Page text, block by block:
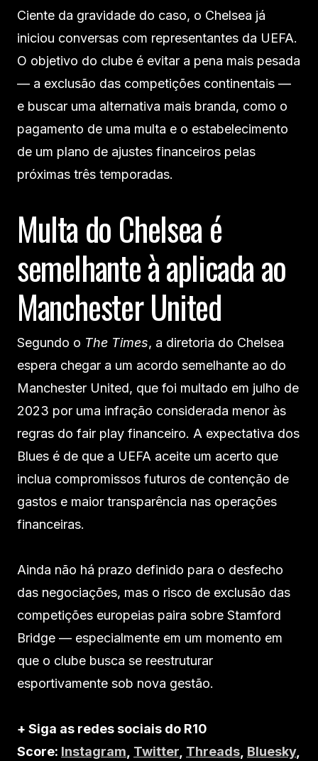
Ciente da gravidade do caso, o Chelsea já
iniciou conversas com representantes da UEFA.
O objetivo do clube é evitar a pena mais pesada
— a exclusão das competições continentais —
e buscar uma alternativa mais branda, como o
pagamento de uma multa e o estabelecimento
de um plano de ajustes financeiros pelas
próximas três temporadas.
Multa do Chelsea é
semelhante à aplicada ao
Manchester United
Segundo o The Times, a diretoria do Chelsea
espera chegar a um acordo semelhante ao do
Manchester United, que foi multado em julho de
2023 por uma infração considerada menor às
regras do fair play financeiro. A expectativa dos
Blues é de que a UEFA aceite um acerto que
inclua compromissos futuros de contenção de
gastos e maior transparência nas operações
financeiras.
Ainda não há prazo definido para o desfecho
das negociações, mas o risco de exclusão das
competições europeias paira sobre Stamford
Bridge — especialmente em um momento em
que o clube busca se reestruturar
esportivamente sob nova gestão.
+ Siga as redes sociais do R10
Score: Instagram Twitter Threads Bluesky,